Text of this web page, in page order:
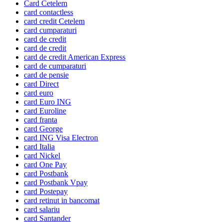
Card Cetelem
card contactless
card credit Cetelem
card cumparaturi
card de credit
card de credit
card de credit American Express
card de cumparaturi
card de pensie
card Direct
card euro
card Euro ING
card Euroline
card franta
card George
card ING Visa Electron
card Italia
card Nickel
card One Pay
card Postbank
card Postbank Vpay
card Postepay
card retinut in bancomat
card salariu
card Santander